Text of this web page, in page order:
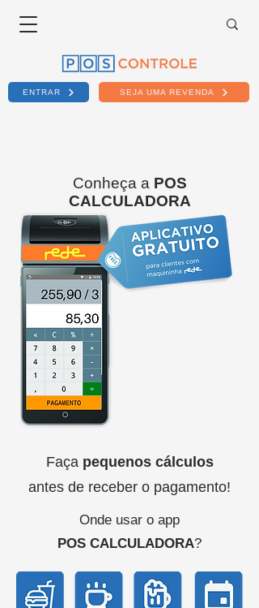
ENTRAR SEJA UMA REVENDA
Conheça a POS
CALCULADORA
Faça pequenos cálculos
antes de receber o pagamento!
Onde usar o app
POS CALCULADORA?